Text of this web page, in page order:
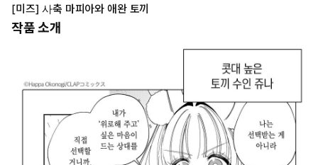
[미즈] 사축 마피아와 애완 토끼
작품 소개